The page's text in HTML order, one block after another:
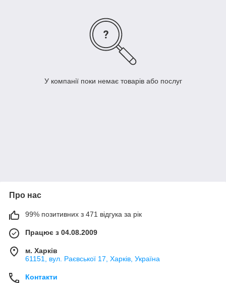
У компанії поки немає товарів або послуг
Про нас
99% позитивних з 471 відгука за рік
Працює з 04.08.2009
м. Харків
61151, вул. Раєвської 17, Харків, Україна
Контакти